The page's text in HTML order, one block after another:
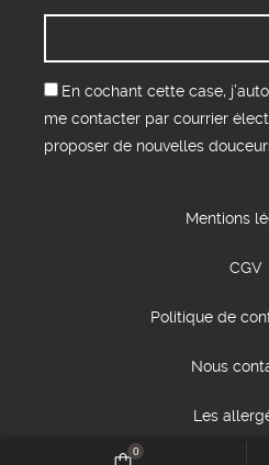
En cochant cette case,
me contacter par courrier
proposer de nouvelles
Mentions
CGV
Politique de
Nous
Les
0